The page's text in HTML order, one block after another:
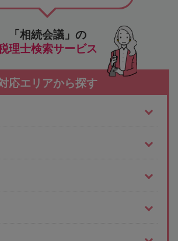
「相続会議」の
理士検索サービス
応エリアから探す